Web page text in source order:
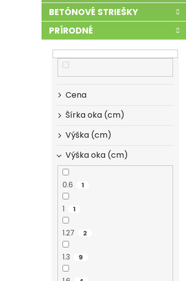
BETÓNOVÉ STRIEŠKY
PRÍRODNÉ
Cena
Šírka oka (cm)
Výška (cm)
Výška oka (cm)
0.6 1
1 1
1.27 2
1.3 9